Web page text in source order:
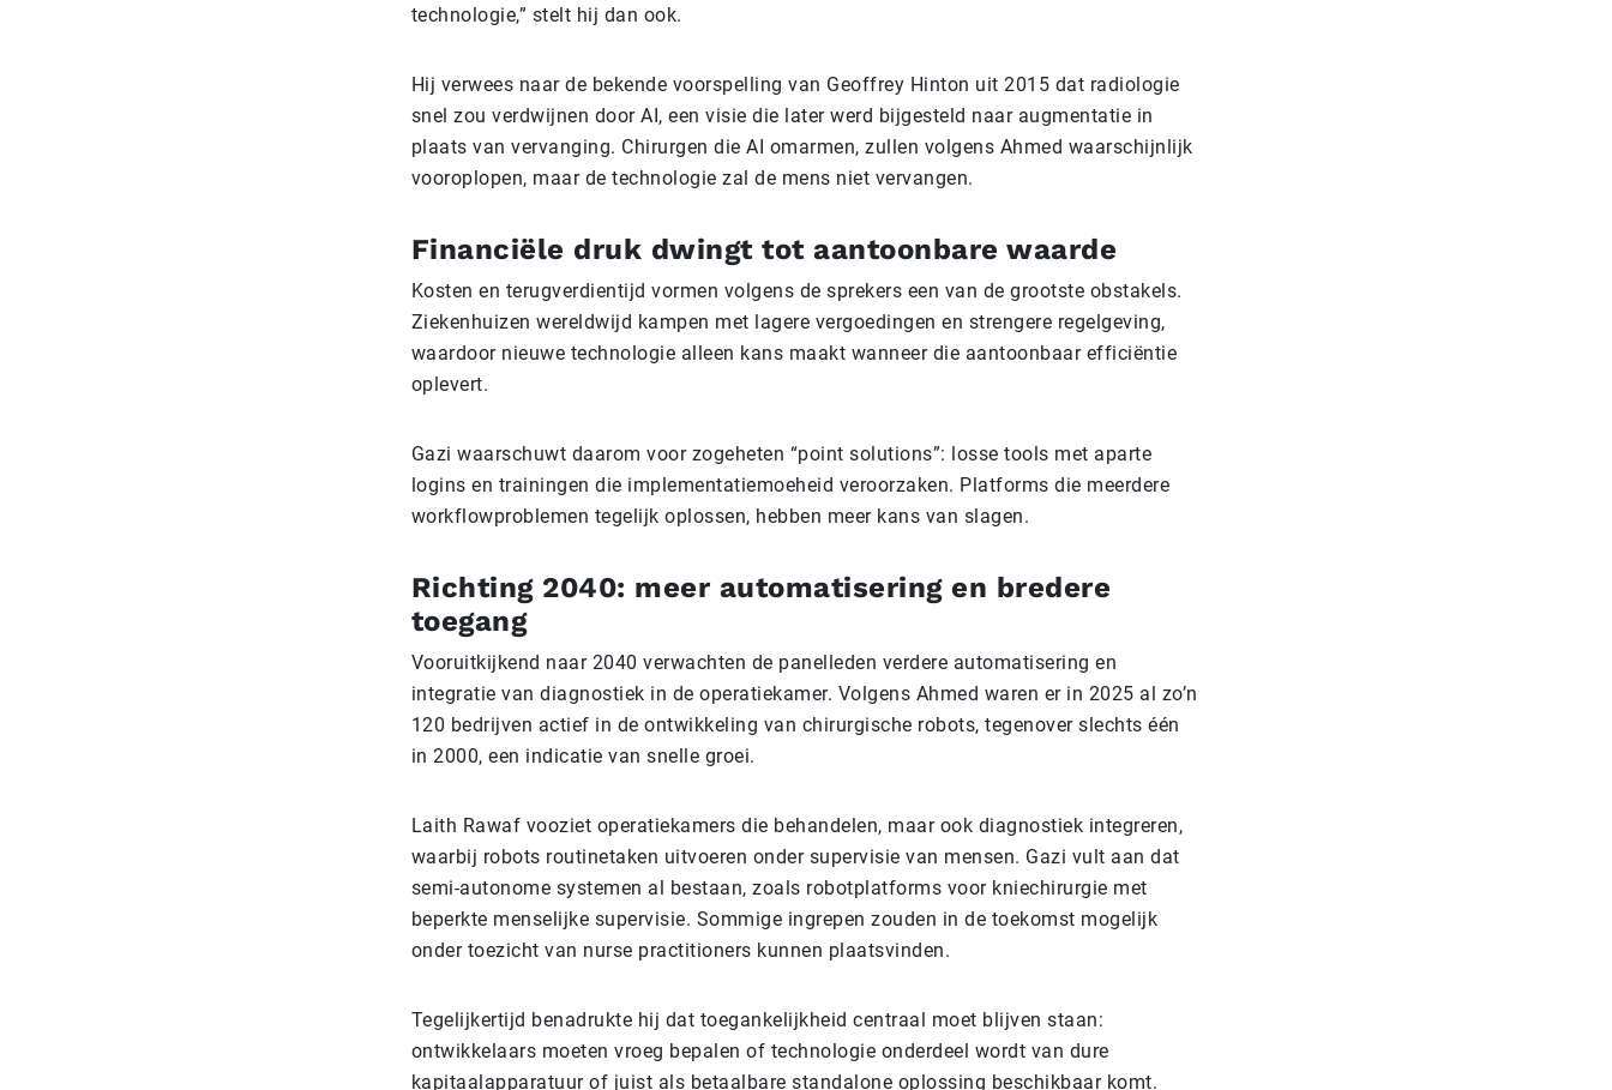
technologie,” stelt hij dan ook.
Hij verwees naar de bekende voorspelling van Geoffrey Hinton uit 2015 dat radiologie
snel zou verdwijnen door AI, een visie die later werd bijgesteld naar augmentatie in
plaats van vervanging. Chirurgen die AI omarmen, zullen volgens Ahmed waarschijnlijk
vooroplopen, maar de technologie zal de mens niet vervangen.
Financiële druk dwingt tot aantoonbare waarde
Kosten en terugverdientijd vormen volgens de sprekers een van de grootste obstakels.
Ziekenhuizen wereldwijd kampen met lagere vergoedingen en strengere regelgeving,
waardoor nieuwe technologie alleen kans maakt wanneer die aantoonbaar efficiëntie
oplevert.
Gazi waarschuwt daarom voor zogeheten “point solutions”: losse tools met aparte
logins en trainingen die implementatiemoeheid veroorzaken. Platforms die meerdere
workflowproblemen tegelijk oplossen, hebben meer kans van slagen.
Richting 2040: meer automatisering en bredere
toegang
Vooruitkijkend naar 2040 verwachten de panelleden verdere automatisering en
integratie van diagnostiek in de operatiekamer. Volgens Ahmed waren er in 2025 al zo’n
120 bedrijven actief in de ontwikkeling van chirurgische robots, tegenover slechts één
in 2000, een indicatie van snelle groei.
Laith Rawaf vooziet operatiekamers die behandelen, maar ook diagnostiek integreren,
waarbij robots routinetaken uitvoeren onder supervisie van mensen. Gazi vult aan dat
semi-autonome systemen al bestaan, zoals robotplatforms voor kniechirurgie met
beperkte menselijke supervisie. Sommige ingrepen zouden in de toekomst mogelijk
onder toezicht van nurse practitioners kunnen plaatsvinden.
Tegelijkertijd benadrukte hij dat toegankelijkheid centraal moet blijven staan:
ontwikkelaars moeten vroeg bepalen of technologie onderdeel wordt van dure
kapitaalapparatuur of juist als betaalbare standalone oplossing beschikbaar komt.